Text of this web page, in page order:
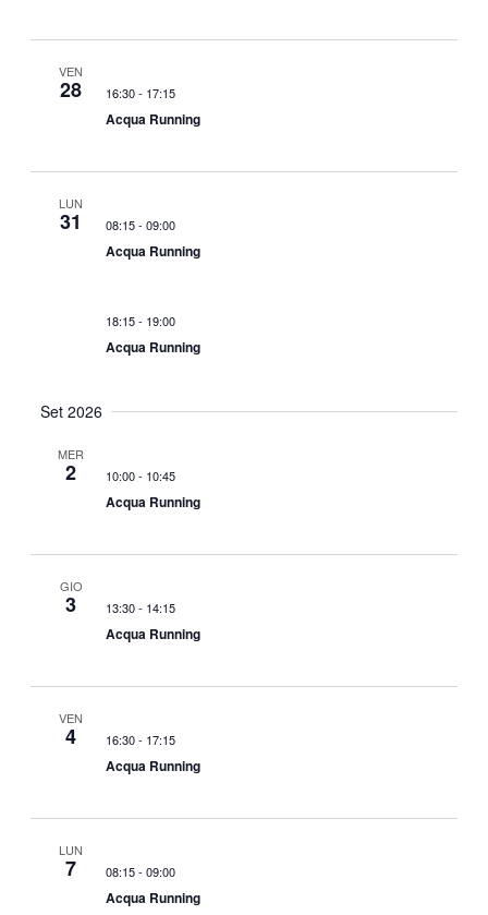
VEN
28 16:30- 17:15
Acqua Running
LUN
31 08:15-09:00
Acqua Running
18:15- 19:00
Acqua Running
Set 2026
MER
2 10:00- 10:45
Acqua Running
GIO
3 13:30- 14:15
Acqua Running
VEN
4 16:30- 17:15
Acqua Running
LUN
7 08:15-09:00
Acqua Running